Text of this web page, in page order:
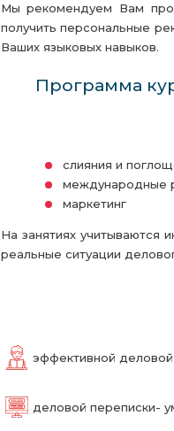
Мы рекомендуем Вам
получить персональные
Ваших языковых навыков.
Программа
слияния и
международные
маркетинг
На занятиях учитываются
реальные ситуации
эффективной деловой
деловой переписки-